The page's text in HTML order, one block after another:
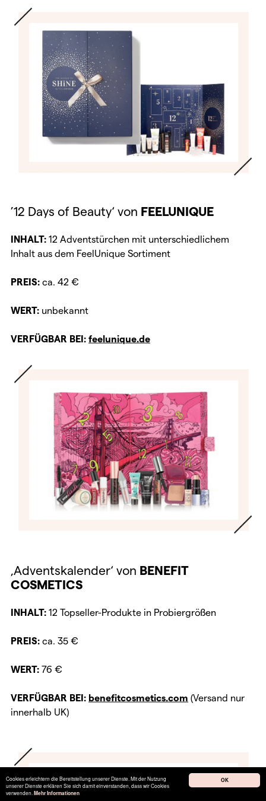
OK
Cookies erleichtern die Bereitstellung unserer Dienste. Mit der Nutzung
unserer Dienste erklären Sie sich damit einverstanden, dass wir Cookies
verwenden.Mehr Informationen
’12 Days of Beauty‘ von FEELUNIQUE
INHALT: 12 Adventstürchen mit unterschiedlichem
Inhalt aus dem FeelUnique Sortiment
PREIS: ca. 42 €
WERT: unbekannt
VERFÜGBAR BEI: feelunique.de
‚Adventskalender‘ von BENEFIT
COSMETICS
INHALT: 12 Topseller-Produkte in Probiergrößen
PREIS: ca. 35 €
WERT: 76 €
VERFÜGBAR BEI: benefitcosmetics.com (Versand nur
innerhalb UK)